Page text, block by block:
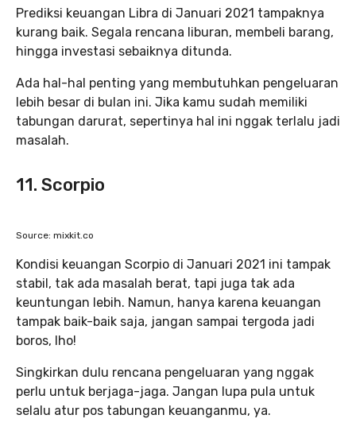
Prediksi keuangan Libra di Januari 2021 tampaknya
kurang baik. Segala rencana liburan, membeli barang,
hingga investasi sebaiknya ditunda.
Ada hal-hal penting yang membutuhkan pengeluaran
lebih besar di bulan ini. Jika kamu sudah memiliki
tabungan darurat, sepertinya hal ini nggak terlalu jadi
masalah.
11. Scorpio
Source: mixkit.co
Kondisi keuangan Scorpio di Januari 2021 ini tampak
stabil, tak ada masalah berat, tapi juga tak ada
keuntungan lebih. Namun, hanya karena keuangan
tampak baik-baik saja, jangan sampai tergoda jadi
boros, lho!
Singkirkan dulu rencana pengeluaran yang nggak
perlu untuk berjaga-jaga. Jangan lupa pula untuk
selalu atur pos tabungan keuanganmu, ya.